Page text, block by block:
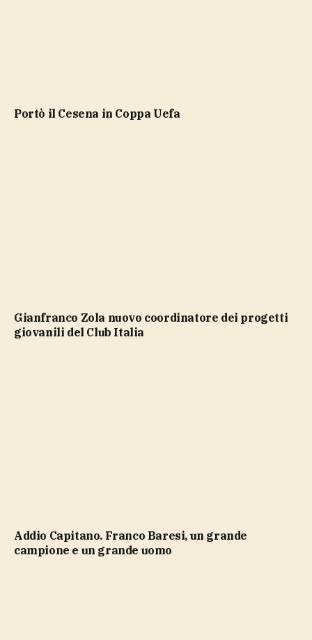
portò il Cesena in Coppa Uefa
Gianfranco Zola nuovo coordinatore dei progetti
giovanili del Club Italia
Addio Capitano. Franco Baresi, un grande
campione e un grande uomo